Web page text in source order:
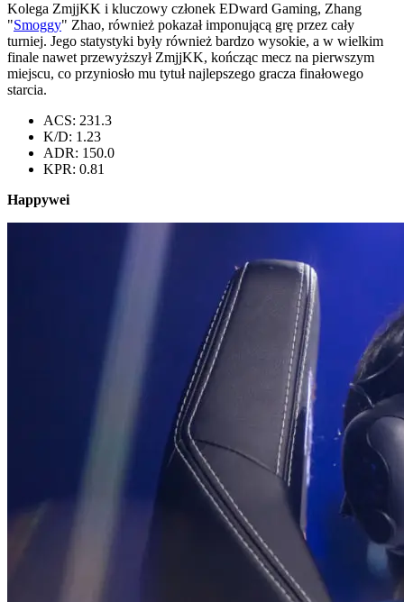
Kolega ZmjjKK i kluczowy członek EDward Gaming, Zhang
"Smoggy" Zhao, również pokazał imponującą grę przez cały
turniej. Jego statystyki były również bardzo wysokie, a w wielkim
finale nawet przewyższył ZmjjKK, kończąc mecz na pierwszym
miejscu, co przyniosło mu tytuł najlepszego gracza finałowego
starcia.
ACS: 231.3
K/D: 1.23
ADR: 150.0
KPR: 0.81
Happywei